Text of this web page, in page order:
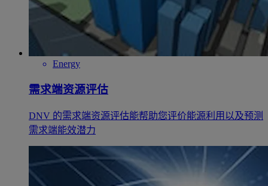
Energy
需求端资源评估
DNV 的需求端资源评估能帮助您评价能源利用以及预测
需求端能效潜力